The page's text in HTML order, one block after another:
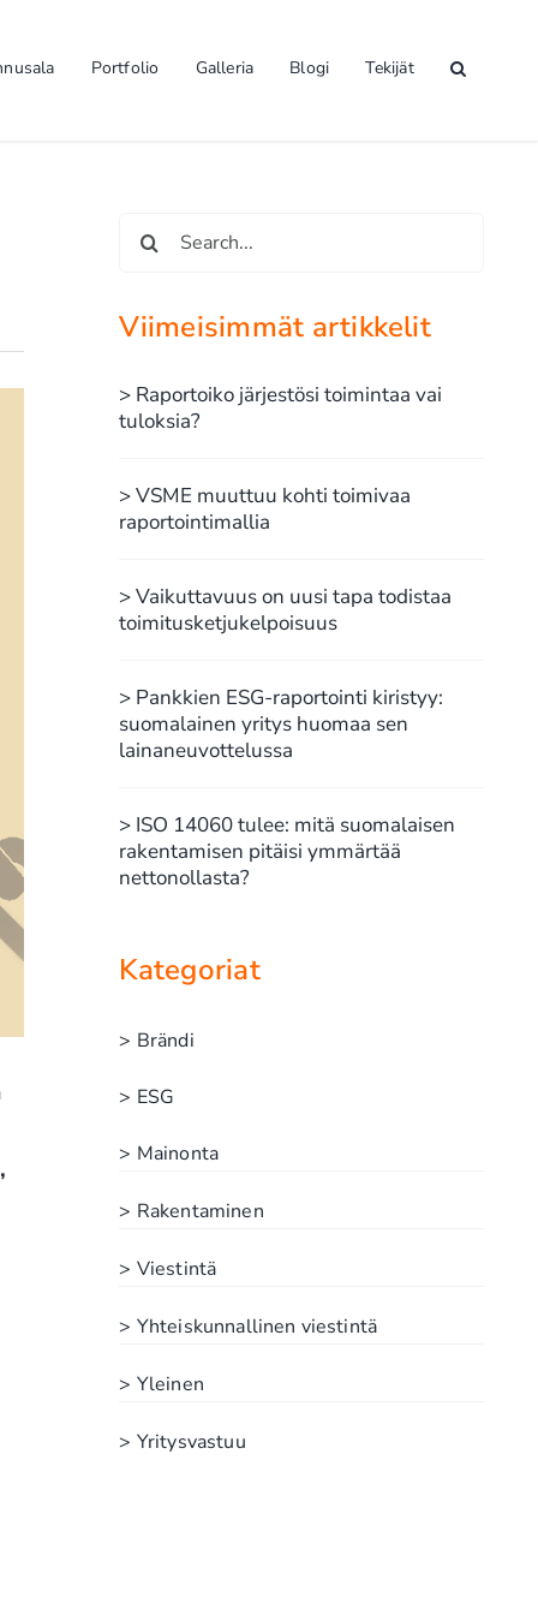
Portfolio Galleria Blogi Tekijät
Etsi
Viimeisimmät artikkelit
> Raportoiko järjestösi toimintaa vai
tuloksia?
> VSME muuttuu kohti toimivaa
raportointimallia
> Vaikuttavuus on uusi tapa todistaa
toimitusketjukelpoisuus
> Pankkien ESG-raportointi kiristyy:
suomalainen yritys huomaa sen
lainaneuvottelussa
> ISO 14060 tulee: mitä suomalaisen
rakentamisen pitäisi ymmärtää
nettonollasta?
Kategoriat
> Brändi
> ESG
> Mainonta
> Rakentaminen
> Viestintä
> Yhteiskunnallinen viestintä
> Yleinen
> Yritysvastuu